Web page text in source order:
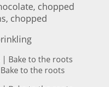
chopped
chopped
to the roots